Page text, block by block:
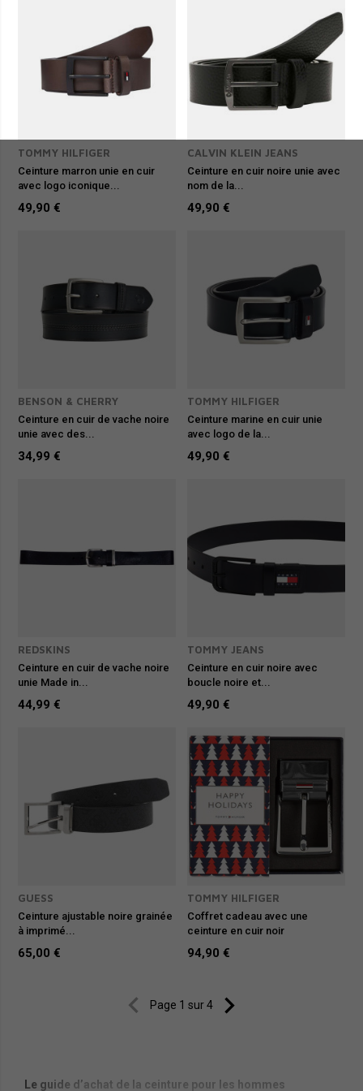
TOMMY HILFIGER
Ceinture marron unie en cuir
avec logo iconique...
49,90 €
CALVIN KLEIN JEANS
Ceinture en cuir noire unie avec
nom de la...
49,90 €
BENSON & CHERRY
Ceinture en cuir de vache noire
unie avec des...
34,99 €
TOMMY HILFIGER
Ceinture marine en cuir unie
avec logo de la...
49,90 €
REDSKINS
Ceinture en cuir de vache noire
unie Made in...
44,99 €
TOMMY JEANS
Ceinture en cuir noire avec
boucle noire et...
49,90 €
GUESS
Ceinture ajustable noire grainée
à imprimé...
65,00 €
TOMMY HILFIGER
Coffret cadeau avec une
ceinture en cuir noir
94,90 €
 Page 1 sur 4 
Le guide d’achat de la ceinture pour les hommes